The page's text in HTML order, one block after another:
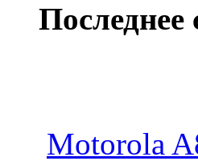
Последнее
Motorola